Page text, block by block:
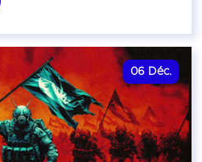
06 Déc.